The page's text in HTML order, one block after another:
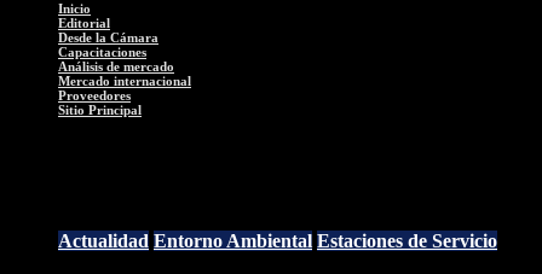
Inicio
Editorial
Desde la Cámara
Capacitaciones
Análisis de mercado
Mercado internacional
Proveedores
Sitio Principal
Actualidad Entorno Ambiental Estaciones de Servicio